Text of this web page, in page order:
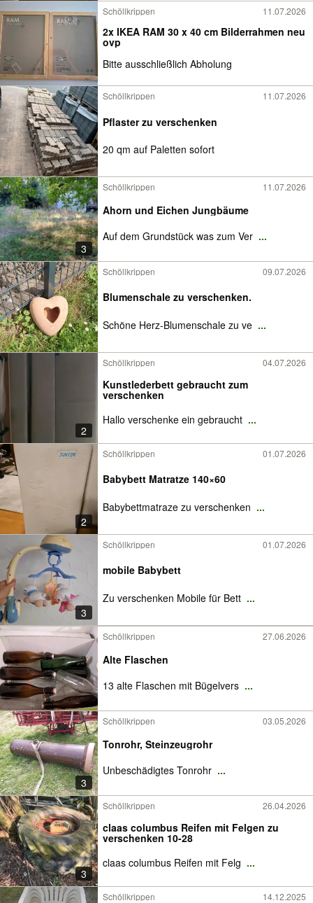
Schöllkrippen 11.07.2026
2x IKEA RAM 30 x 40 cm Bilderrahmen neu
ovp
Bitte ausschließlich Abholung
Schöllkrippen 11.07.2026
Pflaster zu verschenken
20 qm auf Paletten sofort
3
Schöllkrippen 11.07.2026
Ahorn und Eichen Jungbäume
Auf dem Grundstück was zum Ver ...
Schöllkrippen 09.07.2026
Blumenschale zu verschenken.
Schöne Herz-Blumenschale zu ve ...
2
Schöllkrippen 04.07.2026
Kunstlederbett gebraucht zum
verschenken
Hallo verschenke ein gebraucht ...
2
Schöllkrippen 01.07.2026
Babybett Matratze 140×60
Babybettmatraze zu verschenken ...
3
Schöllkrippen 01.07.2026
mobile Babybett
Zu verschenken Mobile für Bett ...
Schöllkrippen 27.06.2026
Alte Flaschen
13 alte Flaschen mit Bügelvers ...
3
Schöllkrippen 03.05.2026
Tonrohr, Steinzeugrohr
Unbeschädigtes Tonrohr ...
3
Schöllkrippen 26.04.2026
claas columbus Reifen mit Felgen zu
verschenken 10-28
claas columbus Reifen mit Felg ...
Schöllkrippen 14.12.2025